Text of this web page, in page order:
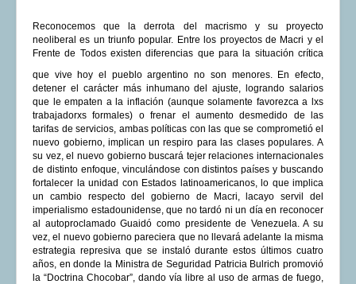
Reconocemos que la derrota del macrismo y su proyecto
neoliberal es un triunfo popular. Entre los proyectos de Macri y el
Frente de Todos existen diferencias que para la situación crítica
que vive hoy el pueblo argentino no son menores. En efecto,
detener el carácter más inhumano del ajuste, logrando salarios
que le empaten a la inflación (aunque solamente favorezca a lxs
trabajadorxs formales) o frenar el aumento desmedido de las
tarifas de servicios, ambas políticas con las que se comprometió el
nuevo gobierno, implican un respiro para las clases populares. A
su vez, el nuevo gobierno buscará tejer relaciones internacionales
de distinto enfoque, vinculándose con distintos países y buscando
fortalecer la unidad con Estados latinoamericanos, lo que implica
un cambio respecto del gobierno de Macri, lacayo servil del
imperialismo estadounidense, que no tardó ni un día en reconocer
al autoproclamado Guaidó como presidente de Venezuela. A su
vez, el nuevo gobierno pareciera que no llevará adelante la misma
estrategia represiva que se instaló durante estos últimos cuatro
años, en donde la Ministra de Seguridad Patricia Bulrich promovió
la “Doctrina Chocobar”, dando vía libre al uso de armas de fuego,